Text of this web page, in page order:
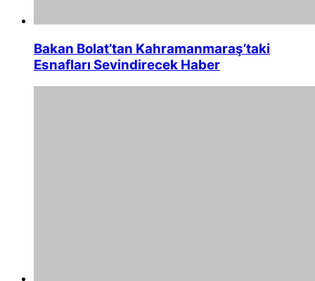
Bakan Bolat’tan Kahramanmaraş’taki
Esnafları Sevindirecek Haber